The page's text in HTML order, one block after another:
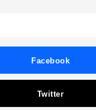
Facebook
Twitter